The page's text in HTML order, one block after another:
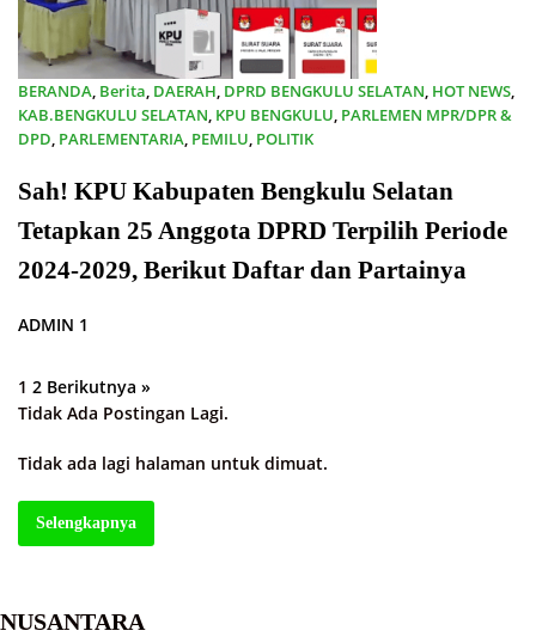
BERANDA, Berita, DAERAH, DPRD BENGKULU SELATAN, HOT NEWS,
KAB.BENGKULU SELATAN, KPU BENGKULU, PARLEMEN MPR/DPR &
DPD, PARLEMENTARIA, PEMILU, POLITIK
Sah! KPU Kabupaten Bengkulu Selatan
Tetapkan 25 Anggota DPRD Terpilih Periode
2024-2029, Berikut Daftar dan Partainya
ADMIN 1
Paginasi
1 2 Berikutnya »
Tidak Ada Postingan Lagi.
Tidak ada lagi halaman untuk dimuat.
Selengkapnya
NUSANTARA